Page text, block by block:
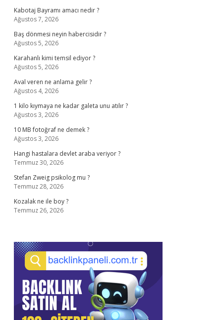
Kabotaj Bayramı amacı nedir ?
Ağustos 7, 2026
Baş dönmesi neyin habercisidir ?
Ağustos 5, 2026
Karahanlı kimi temsil ediyor ?
Ağustos 5, 2026
Aval veren ne anlama gelir ?
Ağustos 4, 2026
1 kilo kıymaya ne kadar galeta unu atılır ?
Ağustos 3, 2026
10 MB fotoğraf ne demek ?
Ağustos 3, 2026
Hangi hastalara devlet araba veriyor ?
Temmuz 30, 2026
Stefan Zweig psikolog mu ?
Temmuz 28, 2026
Kozalak ne ile boy ?
Temmuz 26, 2026